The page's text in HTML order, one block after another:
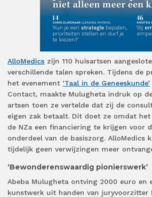
AlloMedics zijn 110 huisartsen
verschillende talen spreken. Tijdens de
het evenement ‘Taal in de Geneeskunde’
Contact, maakte Mulugheta indruk op
artsen toen ze vertelde dat zij de
eigen zak betaalt. Dit doet ze omdat
de NZa een financiering te krijgen voor
onderdeel van de basiszorg. AlloMedics
tijdelijk geen verwijzingen meer
‘Bewonderenswaardig pionierswerk’
Abeba Mulugheta ontving 2000 euro en
kunstwerk uit handen van juryvoorzitter